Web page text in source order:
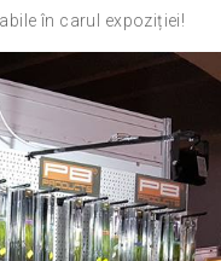
în carul expoziției!